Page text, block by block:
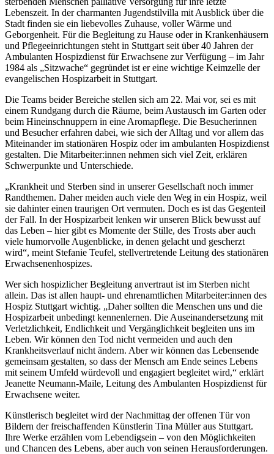
Lebenszeit. In der charmanten Jugendstilvilla mit Ausblick über die
Stadt finden sie ein liebevolles Zuhause, voller Wärme und
Geborgenheit. Für die Begleitung zu Hause oder in Krankenhäusern
und Pflegeeinrichtungen steht in Stuttgart seit über 40 Jahren der
Ambulanten Hospizdienst für Erwachsene zur Verfügung – im Jahr
1984 als „Sitzwache“ gegründet ist er eine wichtige Keimzelle der
evangelischen Hospizarbeit in Stuttgart.
Die Teams beider Bereiche stellen sich am 22. Mai vor, sei es mit
einem Rundgang durch die Räume, beim Austausch im Garten oder
beim Hineinschnuppern in eine Aromapflege. Die Besucherinnen
und Besucher erfahren dabei, wie sich der Alltag und vor allem das
Miteinander im stationären Hospiz oder im ambulanten Hospizdienst
gestalten. Die Mitarbeiter:innen nehmen sich viel Zeit, erklären
Schwerpunkte und Unterschiede.
„Krankheit und Sterben sind in unserer Gesellschaft noch immer
Randthemen. Daher meiden auch viele den Weg in ein Hospiz, weil
sie dahinter einen traurigen Ort vermuten. Doch es ist das Gegenteil
der Fall. In der Hospizarbeit lenken wir unseren Blick bewusst auf
das Leben – hier gibt es Momente der Stille, des Trosts aber auch
viele humorvolle Augenblicke, in denen gelacht und gescherzt
wird“, meint Stefanie Teufel, stellvertretende Leitung des stationären
Erwachsenenhospizes.
Wer sich hospizlicher Begleitung anvertraut ist im Sterben nicht
allein. Das ist allen haupt- und ehrenamtlichen Mitarbeiter:innen des
Hospiz Stuttgart wichtig. „Daher sollten die Menschen uns und die
Hospizarbeit unbedingt kennenlernen. Die Auseinandersetzung mit
Verletzlichkeit, Endlichkeit und Vergänglichkeit begleiten uns im
Leben. Wir können den Tod nicht vermeiden und auch den
Krankheitsverlauf nicht ändern. Aber wir können das Lebensende
gemeinsam gestalten, so dass der Mensch am Ende seines Lebens
mit seinem Umfeld würdevoll und engagiert begleitet wird,“ erklärt
Jeanette Neumann-Maile, Leitung des Ambulanten Hospizdienst für
Erwachsene weiter.
Künstlerisch begleitet wird der Nachmittag der offenen Tür von
Bildern der freischaffenden Künstlerin Tina Müller aus Stuttgart.
Ihre Werke erzählen vom Lebendigsein – von den Möglichkeiten
und Chancen des Lebens, aber auch von seinen Herausforderungen.